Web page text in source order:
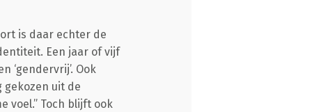
is daar echter de
Een jaar of vijf
‘gendervrij’. Ook
gekozen uit de
voel.” Toch blijft ook